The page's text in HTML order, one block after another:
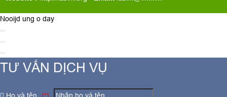
Nooijd ung o day
TƯ VẤN DỊCH VỤ